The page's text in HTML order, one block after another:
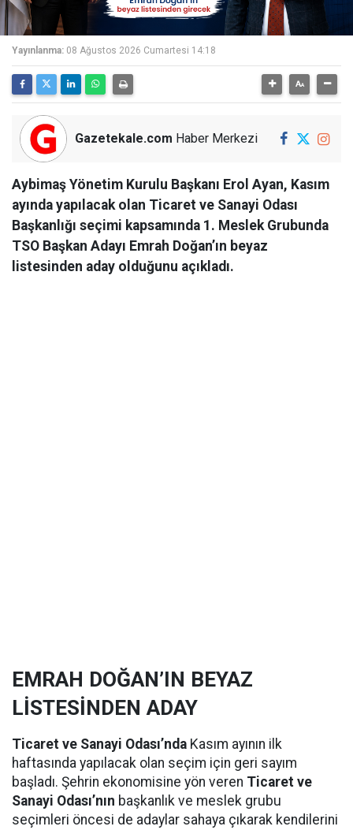
Yayınlanma: 08 Ağustos 2026 Cumartesi 14:18
Gazetekale.com Haber Merkezi
Aybimaş Yönetim Kurulu Başkanı Erol Ayan, Kasım
ayında yapılacak olan Ticaret ve Sanayi Odası
Başkanlığı seçimi kapsamında 1. Meslek Grubunda
TSO Başkan Adayı Emrah Doğan’ın beyaz
listesinden aday olduğunu açıkladı.
EMRAH DOĞAN’IN BEYAZ
LİSTESİNDEN ADAY
Ticaret ve Sanayi Odası’nda Kasım ayının ilk
haftasında yapılacak olan seçim için geri sayım
başladı. Şehrin ekonomisine yön veren Ticaret ve
Sanayi Odası’nın başkanlık ve meslek grubu
seçimleri öncesi de adaylar sahaya çıkarak kendilerini